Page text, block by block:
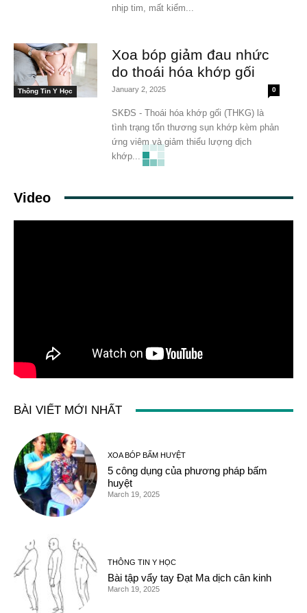
nhịp tim, mất kiểm...
Thông Tin Y Học
Xoa bóp giảm đau nhức
do thoái hóa khớp gối
January 2, 2025 0
SKĐS - Thoái hóa khớp gối (THKG) là
tình trạng tổn thương sụn khớp kèm phản
ứng viêm và giảm thiểu lượng dịch
khớp...
Video
BÀI VIẾT MỚI NHẤT
XOA BÓP BẤM HUYỆT
5 công dụng của phương pháp bấm
huyệt
March 19, 2025
THÔNG TIN Y HỌC
Bài tập vẩy tay Đạt Ma dịch cân kinh
March 19, 2025